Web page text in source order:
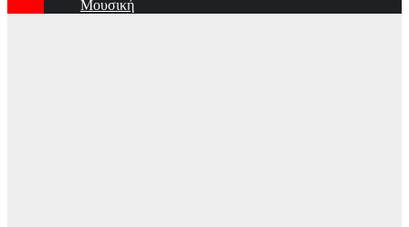
Μουσική